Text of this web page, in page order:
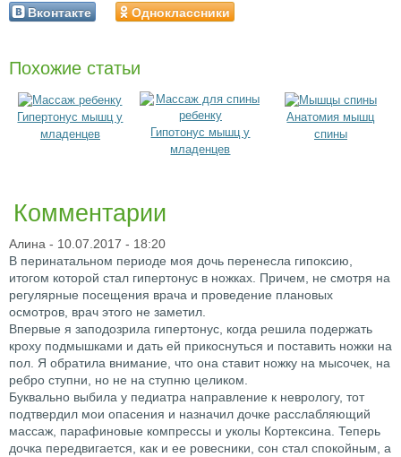
Вконтакте Одноклассники
Похожие статьи
Гипертонус мышц у
младенцев
Гипотонус мышц у
младенцев
Анатомия мышц
спины
Комментарии
Алина - 10.07.2017 - 18:20
В перинатальном периоде моя дочь перенесла гипоксию,
итогом которой стал гипертонус в ножках. Причем, не смотря на
регулярные посещения врача и проведение плановых
осмотров, врач этого не заметил.
Впервые я заподозрила гипертонус, когда решила подержать
кроху подмышками и дать ей прикоснуться и поставить ножки на
пол. Я обратила внимание, что она ставит ножку на мысочек, на
ребро ступни, но не на ступню целиком.
Буквально выбила у педиатра направление к неврологу, тот
подтвердил мои опасения и назначил дочке расслабляющий
массаж, парафиновые компрессы и уколы Кортексина. Теперь
дочка передвигается, как и ее ровесники, сон стал спокойным, а